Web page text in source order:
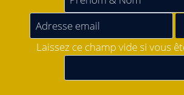
Laissez ce champ vide si vous